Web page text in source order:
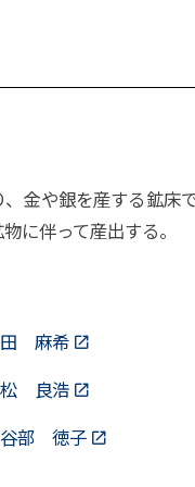
金や銀を産する鉱床
に伴って産出する。
麻希
良浩
部 徳子